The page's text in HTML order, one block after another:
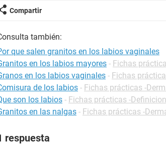
Compartir
también:
que salen granitos en los labios vaginales
en los labios mayores - Fichas
en los labios vaginales - Fichas
de los labios - Fichas prácticas -
son los labios - Fichas prácticas -
en las nalgas - Fichas prácticas -
respuesta